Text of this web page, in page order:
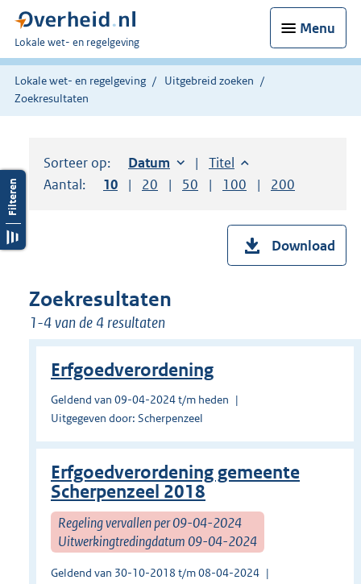
Menu
U
bent
hier:
Lokale wet- en regelgeving
Lokale wet- en regelgeving
Uitgebreid zoeken
Zoekresultaten
Sorteer op: Sorteer op:
Datum oplopendSorteer op:
Titel oplopend
Aantal:
Toon
10 resultaten per pagina
Toon
20 resultaten per pagina
Toon
50 resultaten per pagina
Toon
100 resultaten per
Toon
200
Download
Zoekresultaten
1-4 van de 4 resultaten
Erfgoedverordening
Geldend van 09-04-2024 t/m heden
Uitgegeven door: Scherpenzeel
Erfgoedverordening gemeente
Scherpenzeel 2018
Regeling vervallen per 09-04-2024
Uitwerkingtredingdatum 09-04-2024
Geldend van 30-10-2018 t/m 08-04-2024